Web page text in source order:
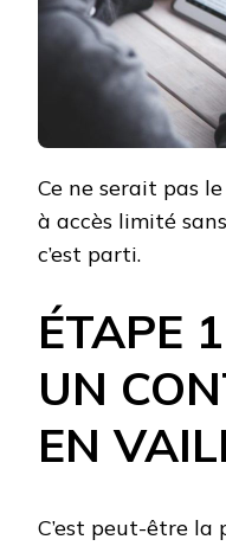
Ce ne serait pas
à accès limité
c’est parti.
ÉTAPE
UN
EN
C’est peut-être